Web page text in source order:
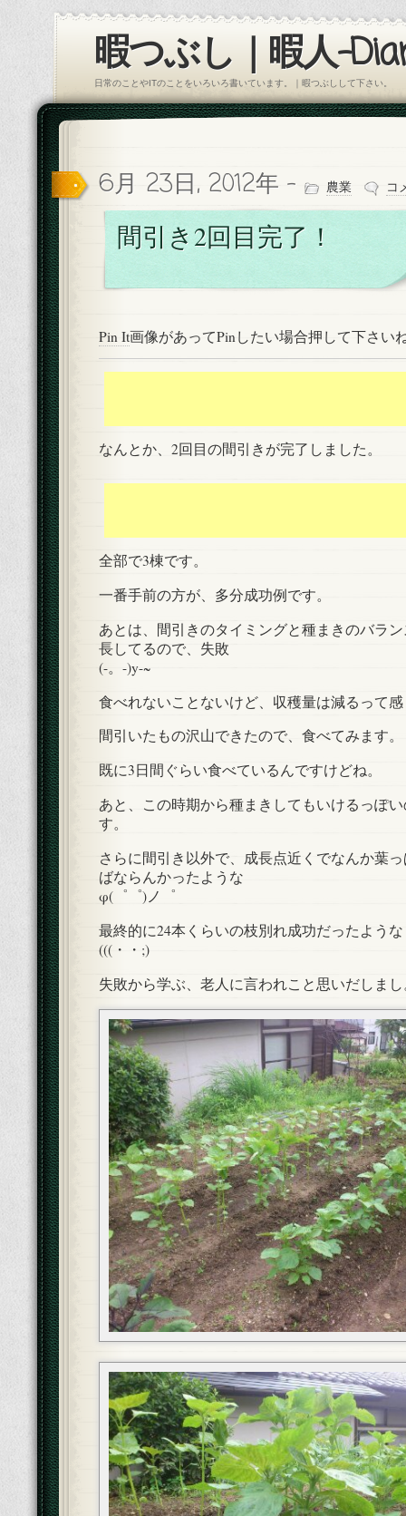
暇つぶし｜暇人-
日常のことやITのことをいろいろ書いています。｜暇つぶしして下さい。
6月 23日, 2012年 - 農業 コ
間引き2回目完了！
Pin It画像があってPinしたい場合押して下さい
なんとか、2回目の間引きが完了しました。
全部で3棟です。
一番手前の方が、多分成功例です。
あとは、間引きのタイミングと種まきのバラ
長してるので、失敗
(-。-)y-~
食べれないことないけど、収穫量は減るって
間引いたもの沢山できたので、食べてみます。
既に3日間ぐらい食べているんですけどね。
あと、この時期から種まきしてもいけるっぽ
す。
さらに間引き以外で、成長点近くでなんか葉
ばならんかったような
φ(゜゜)ノ゜
最終的に24本くらいの枝別れ成功だったような
(((・・;)
失敗から学ぶ、老人に言われこと思いだしま